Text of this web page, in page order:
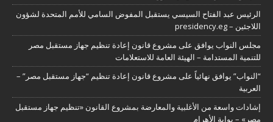
الرئيس عبد الفتاح السيسي يستقبل المفوض السامي للأمم المتحدة لشؤون
اللاجئين – presidency.eg
مجلس النواب يوافق على مشروع قانون إعادة تنظيم جهاز مستقبل مصر
للتنمية المستدامة – الهيئة العامة للاستعلامات
“النواب” يوافق نهائياً على مشروع قانون إعادة تنظيم “جهاز مستقبل مصر” –
العربية
إشادات واسعة من الأغلبية والمعارضة بمشروع القانون «تنظيم جهاز مستقبل
مصر» – بوابة الأهرام